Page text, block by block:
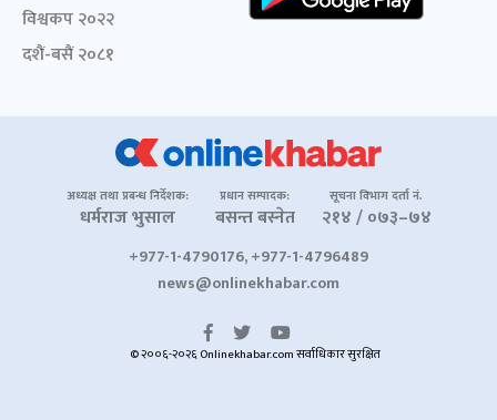
विश्वकप २०२२
दशैं-बसैं २०८१
अध्यक्ष तथा प्रबन्ध निर्देशक:
धर्मराज भुसाल
प्रधान सम्पादक:
बसन्त बस्नेत
सूचना विभाग दर्ता नं.
२१४ / ०७३–७४
+977-1-4790176, +977-1-4796489
news@onlinekhabar.com
© २००६-२०२६ Onlinekhabar.com सर्वाधिकार सुरक्षित